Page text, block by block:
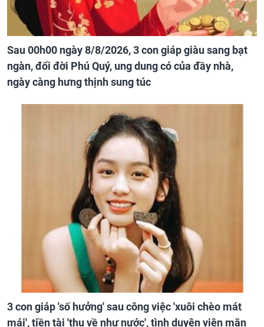
Sau 00h00 ngày 8/8/2026, 3 con giáp giàu sang bạt
ngàn, đổi đời Phú Quý, ung dung có của đầy nhà,
ngày càng hưng thịnh sung túc
3 con giáp 'số hưởng' sau công việc 'xuôi chèo mát
mái', tiền tài 'thu về như nước', tình duyên viên mãn